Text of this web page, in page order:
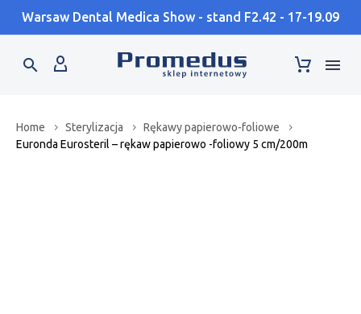
Warsaw Dental Medica Show - stand F2.42 - 17-19.09
Home Sterylizacja
Rękawy papierowo-foliowe
Euronda Eurosteril – rękaw papierowo -foliowy 5 cm/200m